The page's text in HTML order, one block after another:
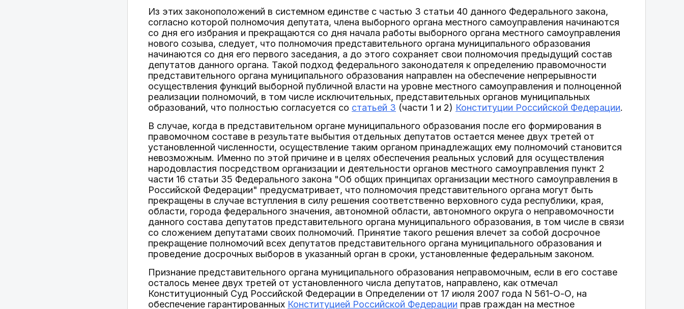
Из этих законоположений в системном единстве с частью 3 статьи 40 данного Федерального закона,
согласно которой полномочия депутата, члена выборного органа местного самоуправления начинаются
со дня его избрания и прекращаются со дня начала работы выборного органа местного самоуправления
нового созыва, следует, что полномочия представительного органа муниципального образования
начинаются со дня его первого заседания, а до этого сохраняет свои полномочия предыдущий состав
депутатов данного органа. Такой подход федерального законодателя к определению правомочности
представительного органа муниципального образования направлен на обеспечение непрерывности
осуществления функций выборной публичной власти на уровне местного самоуправления и полноценной
реализации полномочий, в том числе исключительных, представительных органов муниципальных
образований, что полностью согласуется со статьей 3 (части 1 и 2) Конституции Российской Федерации.
В случае, когда в представительном органе муниципального образования после его формирования в
правомочном составе в результате выбытия отдельных депутатов остается менее двух третей от
установленной численности, осуществление таким органом принадлежащих ему полномочий становится
невозможным. Именно по этой причине и в целях обеспечения реальных условий для осуществления
народовластия посредством организации и деятельности органов местного самоуправления пункт 2
части 16 статьи 35 Федерального закона "Об общих принципах организации местного самоуправления в
Российской Федерации" предусматривает, что полномочия представительного органа могут быть
прекращены в случае вступления в силу решения соответственно верховного суда республики, края,
области, города федерального значения, автономной области, автономного округа о неправомочности
данного состава депутатов представительного органа муниципального образования, в том числе в связи
со сложением депутатами своих полномочий. Принятие такого решения влечет за собой досрочное
прекращение полномочий всех депутатов представительного органа муниципального образования и
проведение досрочных выборов в указанный орган в сроки, установленные федеральным законом.
Признание представительного органа муниципального образования неправомочным, если в его составе
осталось менее двух третей от установленного числа депутатов, направлено, как отмечал
Конституционный Суд Российской Федерации в Определении от 17 июля 2007 года N 561-О-О, на
обеспечение гарантированных Конституцией Российской Федерации прав граждан на местное